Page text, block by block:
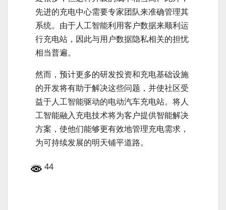
先进的充电中心需要专家团队来准确管理其
系统。由于人工智能利用客户数据来顺利运
行充电站，因此与用户数据隐私相关的担忧
相当普遍。
然而，预计更多的研发投资和充电基础设施
的开发将有助于解决这些问题，并使社区受
益于人工智能驱动的电动汽车充电站。将人
工智能融入充电技术将为客户提供智能解决
方案，使他们能够更有效地管理充电需求，
为可持续发展的明天铺平道路。
44